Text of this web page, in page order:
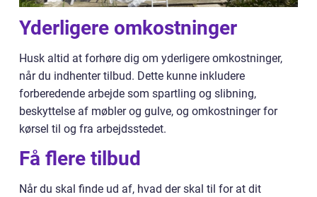
Yderligere omkostninger
Husk altid at forhøre dig om yderligere omkostninger,
når du indhenter tilbud. Dette kunne inkludere
forberedende arbejde som spartling og slibning,
beskyttelse af møbler og gulve, og omkostninger for
kørsel til og fra arbejdsstedet.
Få flere tilbud
Når du skal finde ud af, hvad der skal til for at dit